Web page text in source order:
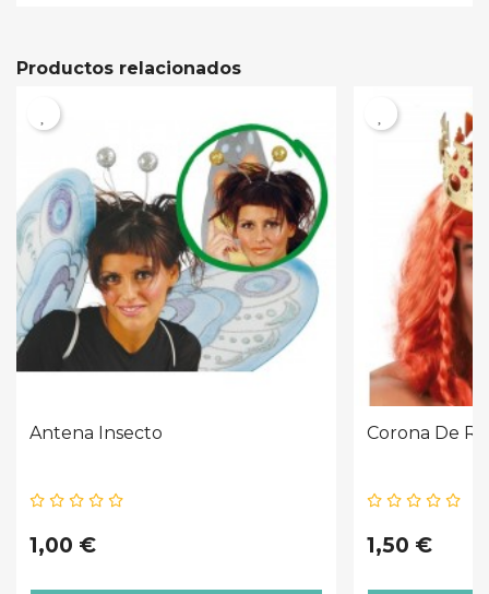
Productos relacionados
Antena Insecto
1,00 €
Corona De
1,50 €